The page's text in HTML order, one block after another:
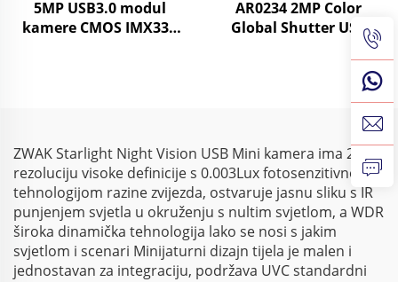
5MP USB3.0 modul
kamere CMOS IMX335
AR0234 2MP Color
Global Shutter USB
Webcam 1080 90fps 720
120fps UVC Mini Camera
ZWAK Starlight Night Vision USB Mini kamera ima 2MP
rezoluciju visoke definicije s 0.003Lux fotosenzitivnom
tehnologijom razine zvijezda, ostvaruje jasnu sliku s IR
punjenjem svjetla u okruženju s nultim svjetlom, a WDR
široka dinamička tehnologija lako se nosi s jakim
svjetlom i scenari Minijaturni dizajn tijela je malen i
jednostavan za integraciju, podržava UVC standardni